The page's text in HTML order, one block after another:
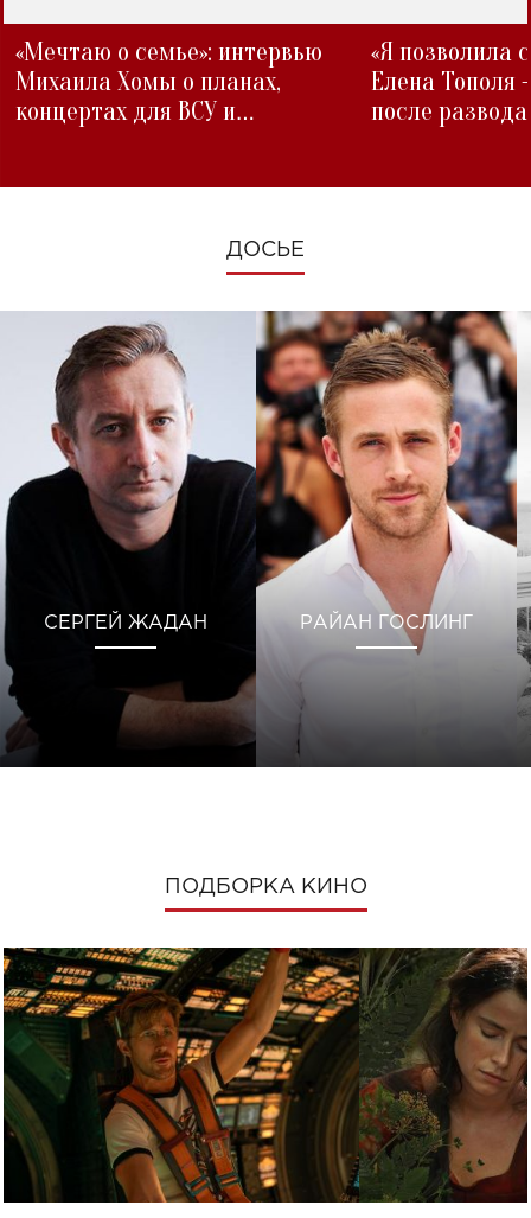
«Мечтаю о семье»: интервью
Михаила Хомы о планах,
концертах для ВСУ и
«Я позволила
Елена Тополя
после развода
ДОСЬЕ
СЕРГЕЙ ЖАДАН РАЙАН ГОСЛИНГ
ПОДБОРКА КИНО